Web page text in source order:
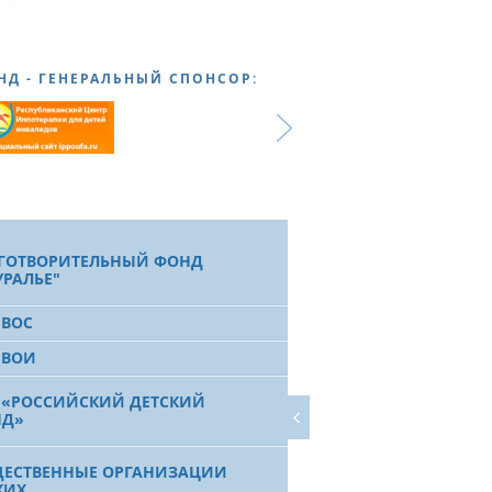
- ГЕНЕРАЛЬНЫЙ СПОНСОР:
ФОНД
ДЕТСКИЙ
ОРГАНИЗАЦИИ